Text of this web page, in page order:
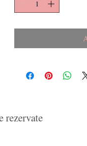
rezervate